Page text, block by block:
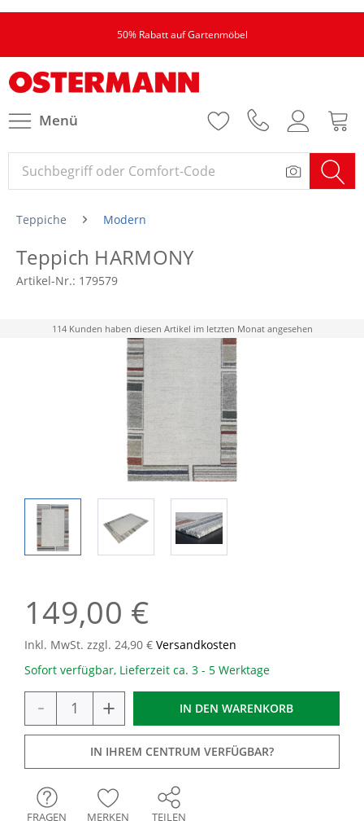
50% Rabatt auf Gartenmöbel
Menü
Teppiche Modern
Teppich HARMONY
Artikel-Nr.: 179579
114 Kunden haben diesen Artikel im letzten Monat angesehen
149,00 €
Inkl. MwSt. zzgl. 24,90 € Versandkosten
Sofort verfügbar, Lieferzeit ca. 3 - 5 Werktage
- + IN DEN WARENKORB
IN IHREM CENTRUM VERFÜGBAR?
FRAGEN MERKEN TEILEN